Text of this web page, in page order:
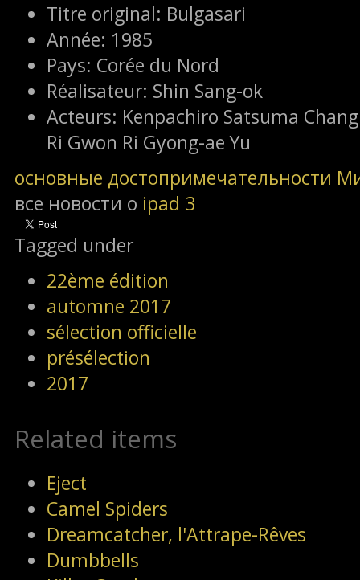
Titre original: Bulgasari
Année: 1985
Pays: Corée du Nord
Réalisateur: Shin Sang-ok
Acteurs: Kenpachiro Satsuma
Ri Gwon Ri Gyong-ae Yu
основные достопримечательности
все новости о ipad 3
Tagged under
22ème édition
automne 2017
sélection officielle
présélection
2017
Related items
Eject
Camel Spiders
Dreamcatcher, l'Attrape-Rêves
Dumbbells